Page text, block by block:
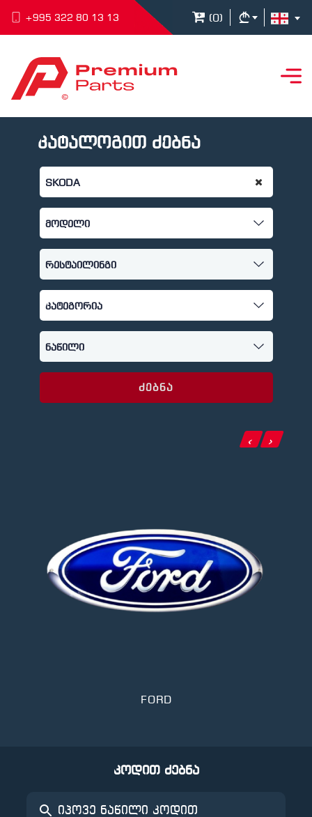
+995 322 80 13 13 (0)
კატალოგით ძებნა
ძებნა
FORD
‹ ›
კოდით ძებნა